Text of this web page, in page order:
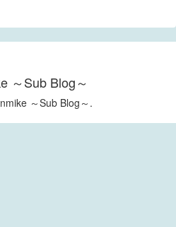
～Sub Blog～
～Sub Blog～.